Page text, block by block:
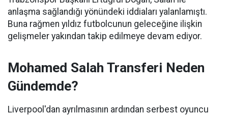
anlaşma sağlandığı yönündeki iddiaları yalanlamıştı.
Buna rağmen yıldız futbolcunun geleceğine ilişkin
gelişmeler yakından takip edilmeye devam ediyor.
Mohamed Salah Transferi Neden
Gündemde?
Liverpool'dan ayrılmasının ardından serbest oyuncu